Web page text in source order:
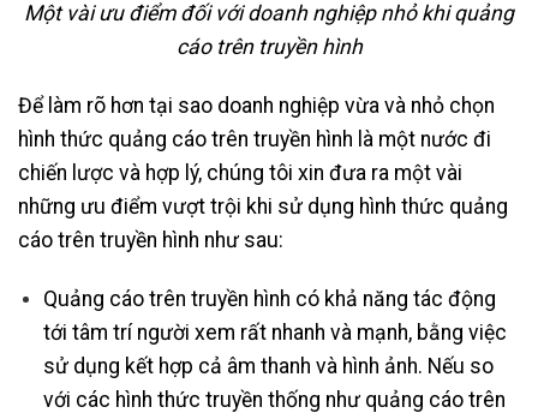
Một vài ưu điểm đối với doanh nghiệp nhỏ khi quảng
cáo trên truyền hình
Để làm rõ hơn tại sao doanh nghiệp vừa và nhỏ chọn
hình thức quảng cáo trên truyền hình là một nước đi
chiến lược và hợp lý, chúng tôi xin đưa ra một vài
những ưu điểm vượt trội khi sử dụng hình thức quảng
cáo trên truyền hình như sau:
Quảng cáo trên truyền hình có khả năng tác động
tới tâm trí người xem rất nhanh và mạnh, bằng việc
sử dụng kết hợp cả âm thanh và hình ảnh. Nếu so
với các hình thức truyền thống như quảng cáo trên